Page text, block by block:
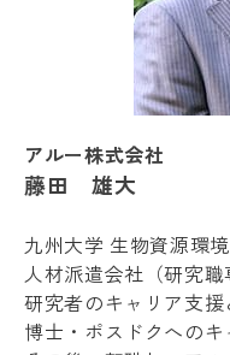
アルー株式会社
藤田 雄大
九州大学 生物資源環
人材派遣会社（研究職
研究者のキャリア支
博士・ポスドクへのキ